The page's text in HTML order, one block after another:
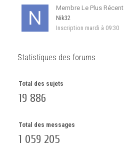
Membre Le Plus Récent
Nik32
Inscription mardi à 09:30
Statistiques des forums
Total des sujets
19 886
Total des messages
1 059 205